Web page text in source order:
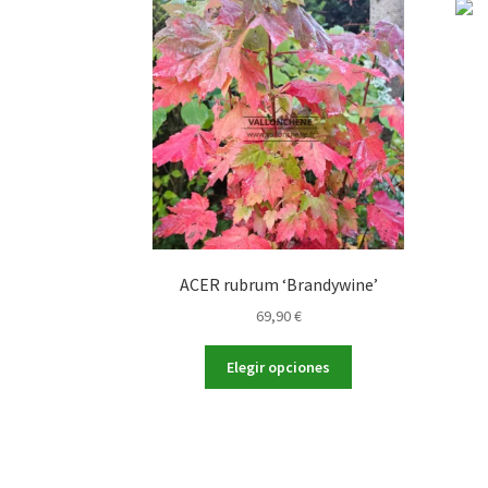
ACER rubrum ‘Brandywine’
69,90€
Elegir opciones